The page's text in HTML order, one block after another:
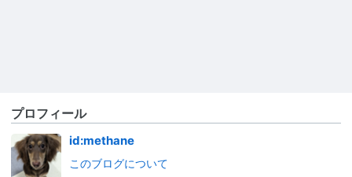
プロフィール
id:methane
このブログについて